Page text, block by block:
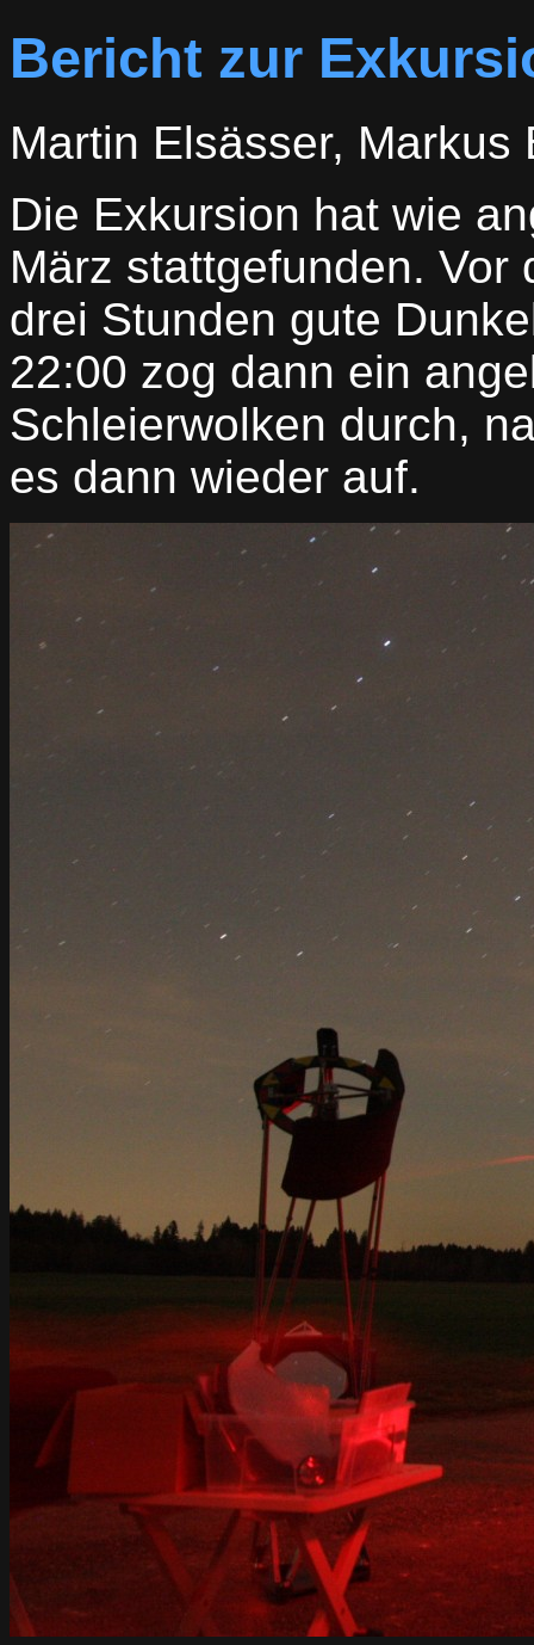
Bericht zur
Martin Elsässer, Markus
Die Exkursion hat wie
März stattgefunden. Vor
drei Stunden gute
22:00 zog dann ein
Schleierwolken durch,
es dann wieder auf.